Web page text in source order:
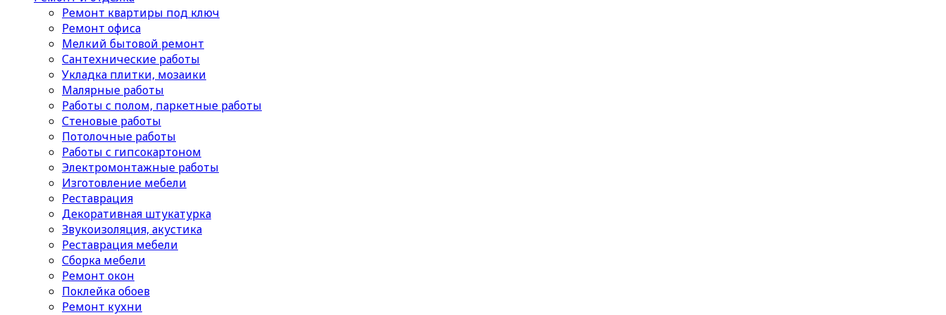
Ремонт квартиры под ключ
Ремонт офиса
Мелкий бытовой ремонт
Сантехнические работы
Укладка плитки, мозаики
Малярные работы
Работы с полом, паркетные работы
Стеновые работы
Потолочные работы
Работы с гипсокартоном
Электромонтажные работы
Изготовление мебели
Реставрация
Декоративная штукатурка
Звукоизоляция, акустика
Реставрация мебели
Сборка мебели
Ремонт окон
Поклейка обоев
Ремонт кухни